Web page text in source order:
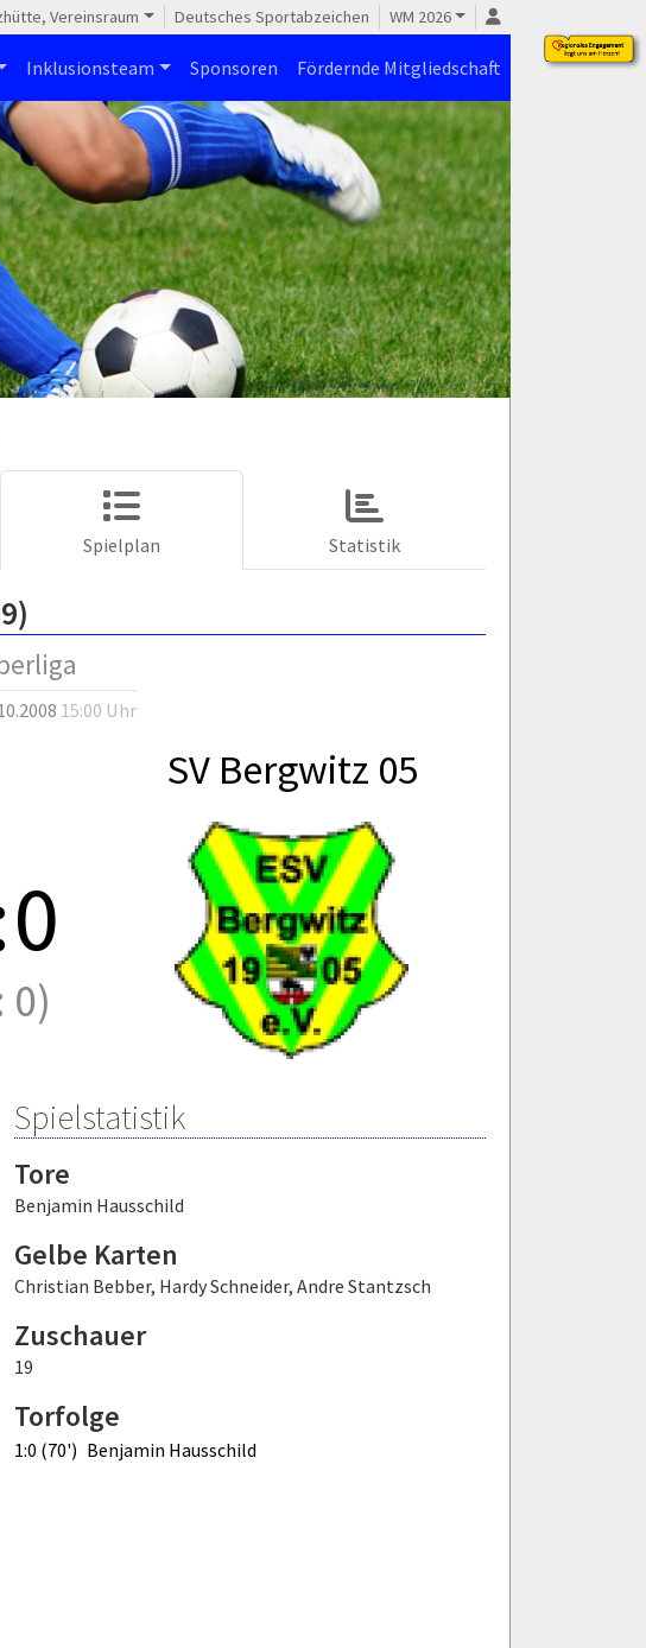
Vereinsraum Deutsches Sportabzeichen WM 2026
Inklusionsteam Sponsoren Fördernde Mitgliedschaft
Spielplan Statistik
15:00 Uhr
SV Bergwitz 05
0
0)
Spielstatistik
Tore
Benjamin Hausschild
Gelbe Karten
Christian Bebber, Hardy Schneider, Andre Stantzsch
Zuschauer
19
Torfolge
1:0 (70') Benjamin Hausschild